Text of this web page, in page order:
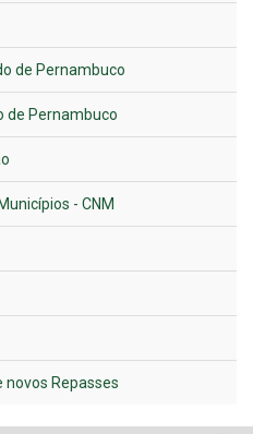
de Pernambuco
de Pernambuco
- CNM
novos Repasses